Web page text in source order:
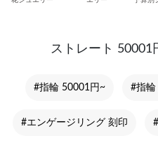
ストレート
#指輪 50001円~ #指輪
#エンゲージリング 刻印